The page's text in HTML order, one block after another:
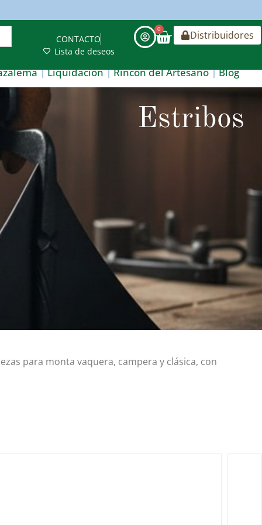
CONTACTO
Lista de deseos
0 Distribuidores
Liquidación Rincón del Artesano Blog
Estribos
para monta vaquera, campera y clásica, con